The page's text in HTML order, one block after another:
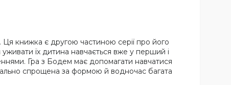
книжка є другою частиною серії про його
їх дитина навчається вже у перший і
Гра з Бодем має допомагати навчатися
спрощена за формою й водночас багата